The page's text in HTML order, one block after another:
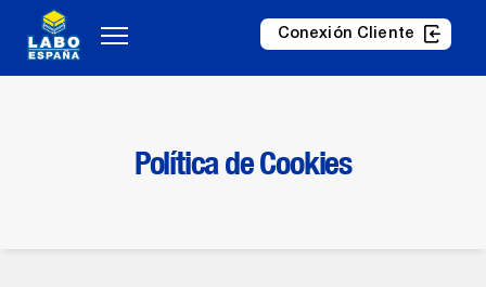
Conexión Cliente
Política de Cookies